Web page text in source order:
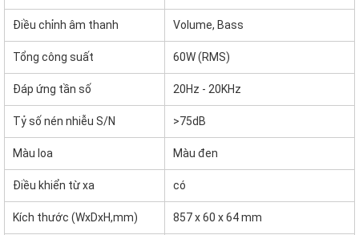
Điều chỉnh âm thanh Volume, Bass
Tổng công suất 60W (RMS)
Đáp ứng tần số 20Hz - 20KHz
Tỷ số nén nhiễu S/N >75dB
Màu loa Màu đen
Điều khiển từ xa có
Kích thước (WxDxH,mm) 857 x 60 x 64 mm